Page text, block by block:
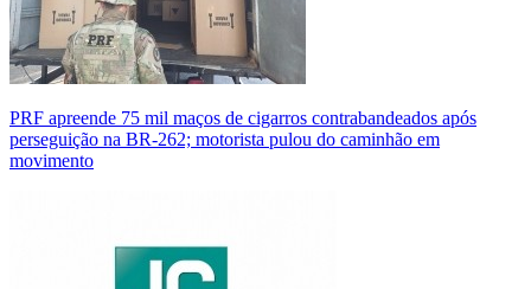
PRF apreende 75 mil maços de cigarros contrabandeados após
perseguição na BR-262; motorista pulou do caminhão em
movimento